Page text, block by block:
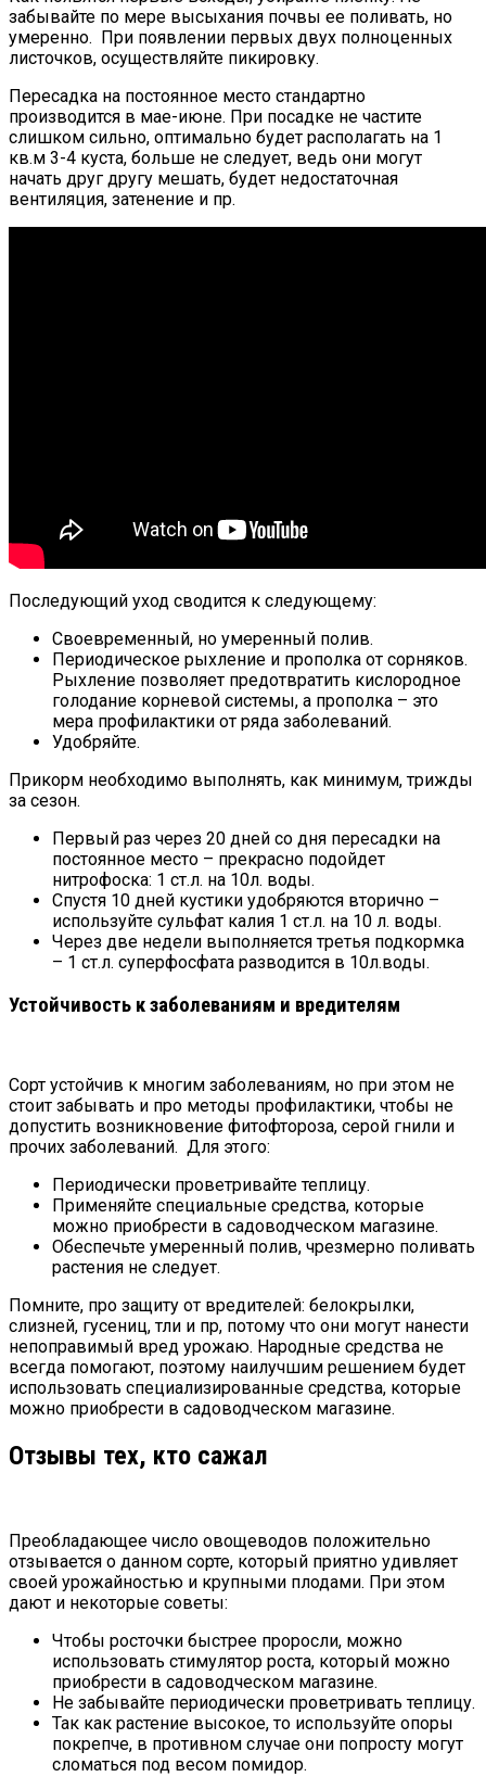
забывайте по мере высыхания почвы ее поливать, но
умеренно. При появлении первых двух полноценных
листочков, осуществляйте пикировку.
Пересадка на постоянное место стандартно
производится в мае-июне. При посадке не частите
слишком сильно, оптимально будет располагать на 1
кв.м 3-4 куста, больше не следует, ведь они могут
начать друг другу мешать, будет недостаточная
вентиляция, затенение и пр.
Последующий уход сводится к следующему:
Своевременный, но умеренный полив.
Периодическое рыхление и прополка от сорняков.
Рыхление позволяет предотвратить кислородное
голодание корневой системы, а прополка – это
мера профилактики от ряда заболеваний.
Удобряйте.
Прикорм необходимо выполнять, как минимум, трижды
за сезон.
Первый раз через 20 дней со дня пересадки на
постоянное место – прекрасно подойдет
нитрофоска: 1 ст.л. на 10л. воды.
Спустя 10 дней кустики удобряются вторично –
используйте сульфат калия 1 ст.л. на 10 л. воды.
Через две недели выполняется третья подкормка
– 1 ст.л. суперфосфата разводится в 10л.воды.
Устойчивость к заболеваниям и вредителям
Сорт устойчив к многим заболеваниям, но при этом не
стоит забывать и про методы профилактики, чтобы не
допустить возникновение фитофтороза, серой гнили и
прочих заболеваний. Для этого:
Периодически проветривайте теплицу.
Применяйте специальные средства, которые
можно приобрести в садоводческом магазине.
Обеспечьте умеренный полив, чрезмерно поливать
растения не следует.
Помните, про защиту от вредителей: белокрылки,
слизней, гусениц, тли и пр, потому что они могут нанести
непоправимый вред урожаю. Народные средства не
всегда помогают, поэтому наилучшим решением будет
использовать специализированные средства, которые
можно приобрести в садоводческом магазине.
Отзывы тех, кто сажал
Преобладающее число овощеводов положительно
отзывается о данном сорте, который приятно удивляет
своей урожайностью и крупными плодами. При этом
дают и некоторые советы:
Чтобы росточки быстрее проросли, можно
использовать стимулятор роста, который можно
приобрести в садоводческом магазине.
Не забывайте периодически проветривать теплицу.
Так как растение высокое, то используйте опоры
покрепче, в противном случае они попросту могут
сломаться под весом помидор.